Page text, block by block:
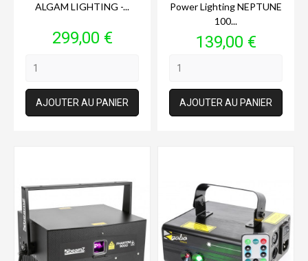
ALGAM LIGHTING -...
Prix
299,00 €
AJOUTER AU PANIER
Power Lighting NEPTUNE
100...
Prix
139,00 €
AJOUTER AU PANIER